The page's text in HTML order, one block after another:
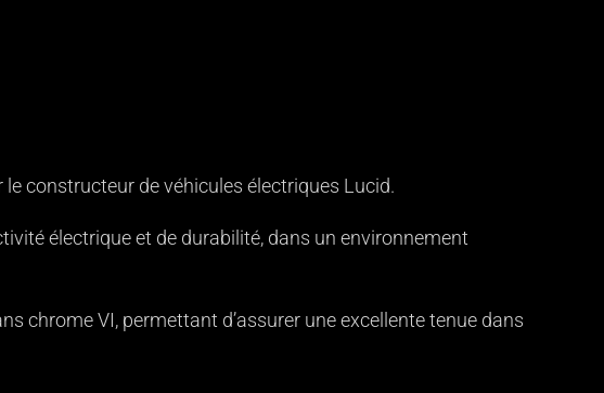
constructeur de véhicules électriques Lucid.
électrique et de durabilité, dans un environnement
chrome VI, permettant d’assurer une excellente tenue dans